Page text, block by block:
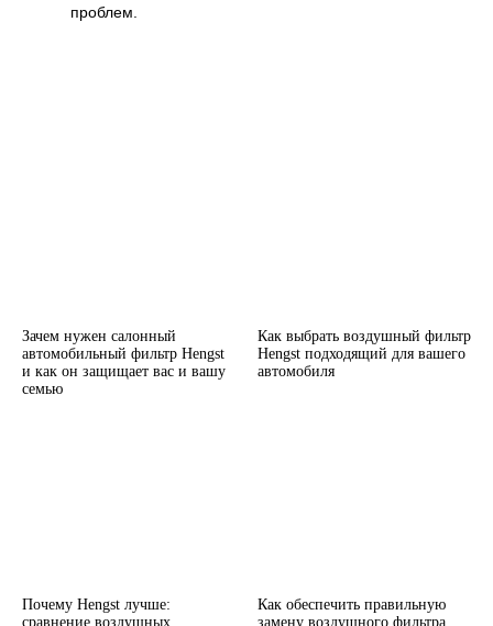
проблем.
Зачем нужен салонный
автомобильный фильтр Hengst
и как он защищает вас и вашу
семью
Как выбрать воздушный фильтр
Hengst подходящий для вашего
автомобиля
Почему Hengst лучше:
сравнение воздушных
Как обеспечить правильную
замену воздушного фильтра